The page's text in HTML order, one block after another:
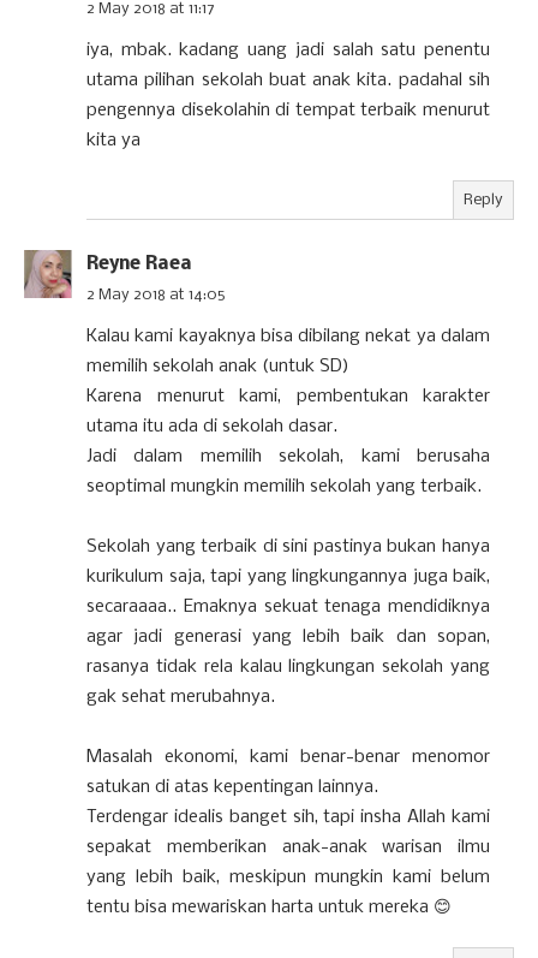
2 May 2018 at 11:17
iya, mbak. kadang uang jadi salah satu penentu
utama pilihan sekolah buat anak kita. padahal sih
pengennya disekolahin di tempat terbaik menurut
kita ya
Reply
Reyne Raea
2 May 2018 at 14:05
Kalau kami kayaknya bisa dibilang nekat ya dalam
memilih sekolah anak (untuk SD)
Karena menurut kami, pembentukan karakter
utama itu ada di sekolah dasar.
Jadi dalam memilih sekolah, kami berusaha
seoptimal mungkin memilih sekolah yang terbaik.
Sekolah yang terbaik di sini pastinya bukan hanya
kurikulum saja, tapi yang lingkungannya juga baik,
secaraaaa.. Emaknya sekuat tenaga mendidiknya
agar jadi generasi yang lebih baik dan sopan,
rasanya tidak rela kalau lingkungan sekolah yang
gak sehat merubahnya.
Masalah ekonomi, kami benar-benar menomor
satukan di atas kepentingan lainnya.
Terdengar idealis banget sih, tapi insha Allah kami
sepakat memberikan anak-anak warisan ilmu
yang lebih baik, meskipun mungkin kami belum
tentu bisa mewariskan harta untuk mereka 😊